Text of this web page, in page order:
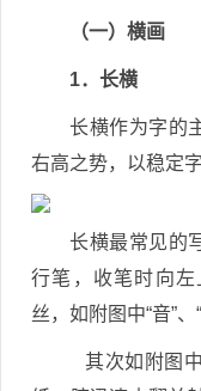
（一）横画
1．长横
长横作为字的
右高之势，以稳定
长横最常见的
行笔，收笔时向
丝，如附图中“音”、
其次如附图中